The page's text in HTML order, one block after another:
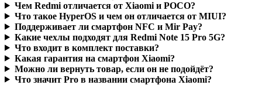
Чем Redmi отличается от Xiaomi и POCO?
Что такое HyperOS и чем он отличается от MIUI?
Поддерживает ли смартфон NFC и Mir Pay?
Какие чехлы подходят для Redmi Note 15 Pro 5G?
Что входит в комплект поставки?
Какая гарантия на смартфон Xiaomi?
Можно ли вернуть товар, если он не подойдёт?
Что значит Pro в названии смартфона Xiaomi?